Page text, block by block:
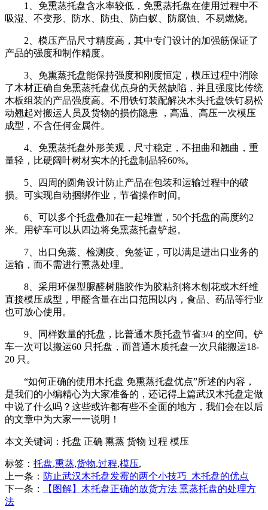
1、免熏蒸托盘含水率较低，免熏蒸托盘在使用过程中不
吸湿、不变形、防水、防虫、防白蚁、防腐蚀、不易燃烧。
2、模压产品尺寸精度高，其中专门设计的加强筋保证了
产品的强度和制作精度。
3、免熏蒸托盘能保持强度和刚度恒定，模压过程中消除
了木材正确自免熏蒸托盘优点身的天然缺陷，并且强度比传统
木板组装的产品强度高。不用铁钉装配解决木头托盘铁钉易松
动翘起对搬运人员及货物的损伤隐患 ，高温、高压一次模压
成型，不含任何金属件。
4、免熏蒸托盘外形美观，尺寸稳定，不扭曲和翘曲，重
量轻，比硬阔叶树材实木的托盘制品轻60%。
5、四周的圆角设计防止产品在包装和运输过程中的破
损。可实现自动捆绑作业，节省操作时间。
6、可以多个托盘叠加在一起堆置，50个托盘的高度约2
米。用铲车可以从四边将免熏蒸托盘铲起。
7、出口免蒸、检测疫、免签证，可以满足进出口业务的
运输，而不需进行熏蒸处理。
8、采用环保型脲醛树脂胶作为胶粘剂将木刨花或木纤维
直接模压成型，甲醛含量在出口范围以内，食品、药品等行业
也可放心使用。
9、同样数量的托盘，比普通木质托盘节省3/4 的空间。铲
车一次可以搬运60 只托盘，而普通木质托盘一次只能搬运18-
20 只。
“如何正确的使用木托盘 免熏蒸托盘优点”所述的内容，
是我们的小编精心为大家准备的，还记得上篇武汉木托盘定做
中说了什么吗？这些或许都有些不全面的地方，我们会在以后
的文章中为大家一一说明！
本文关键词： 托盘 正确 熏蒸 货物 过程 模压
标签： 托盘,熏蒸,货物,过程,模压,
上一条： 防止武汉木托盘发霉的两个小技巧_木托盘的优点
下一条：
【图解】木托盘正确的放货方法 熏蒸托盘的处理方
法